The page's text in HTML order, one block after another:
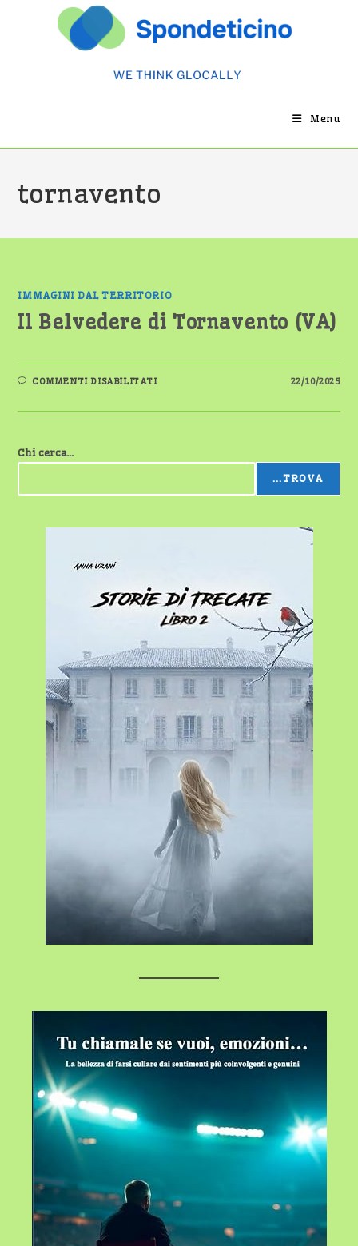
Menu
tornavento
IMMAGINI DAL TERRITORIO
Il Belvedere di Tornavento (VA)
COMMENTI DISABILITATISU
DI
22/10/2025
Chi cerca...
...TROVA